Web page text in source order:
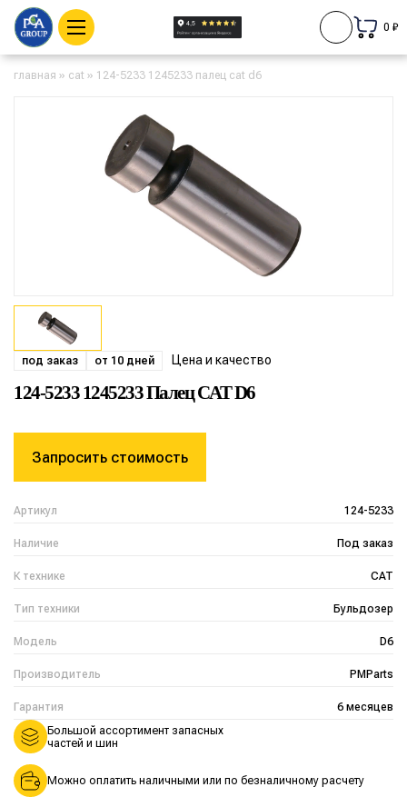
0 ₽
главная » cat » 124-5233 1245233 палец cat d6
под заказ от 10 дней Цена и качество
124-5233 1245233 Палец CAT D6
Артикул 124-5233
Наличие Под заказ
К технике CAT
Тип техники Бульдозер
Модель D6
Производитель PMParts
Гарантия 6 месяцев
Запросить стоимость
Большой ассортимент запасных
частей и шин
Можно оплатить наличными или по безналичному расчету